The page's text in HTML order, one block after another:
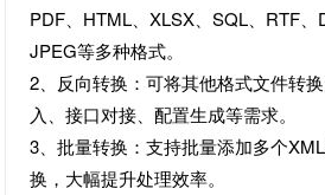
PDF、HTML、XLSX、SQL、RTF、
JPEG等多种格式。
2、反向转换：可将其他格式文件转
入、接口对接、配置生成等需求。
3、批量转换：支持批量添加多个
换，大幅提升处理效率。